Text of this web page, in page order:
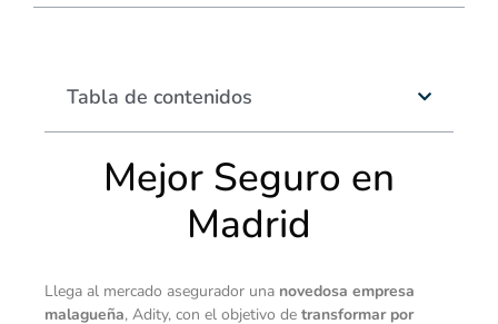
Tabla de contenidos
Mejor Seguro en
Madrid
Llega al mercado asegurador una novedosa empresa
malagueña, Adity, con el objetivo de transformar por